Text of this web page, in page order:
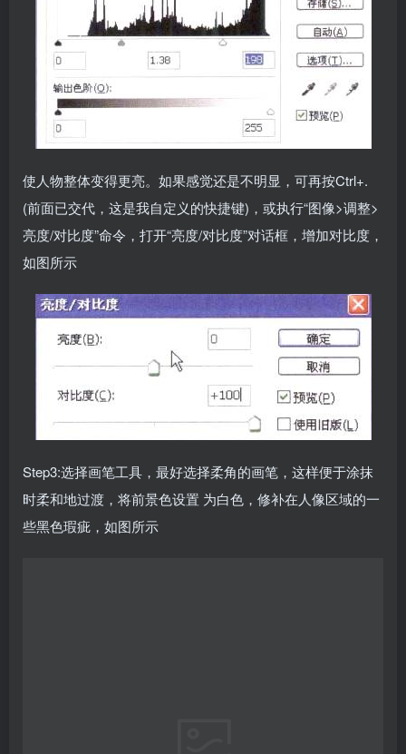
使人物整体变得更亮。如果感觉还是不明显，可再按Ctrl+.
(前面已交代，这是我自定义的快捷键)，或执行“图像>调整>
亮度/对比度”命令，打开“亮度/对比度”对话框，增加对比度，
如图所示
Step3:选择画笔工具，最好选择柔角的画笔，这样便于涂抹
时柔和地过渡，将前景色设置 为白色，修补在人像区域的一
些黑色瑕疵，如图所示